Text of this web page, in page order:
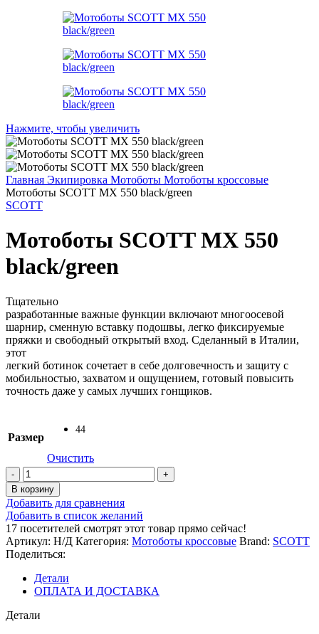
Нажмите, чтобы увеличить
Главная Экипировка Мотоботы Мотоботы кроссовые
Мотоботы SCOTT MX 550 black/green
SCOTT
Мотоботы SCOTT MX 550
black/green
Тщательно
разработанные важные функции включают многоосевой
шарнир, сменную вставку подошвы, легко фиксируемые
пряжки и свободный открытый вход. Сделанный в Италии,
этот
легкий ботинок сочетает в себе долговечность и защиту с
мобильностью, захватом и ощущением, готовый повысить
точность даже у самых лучших гонщиков.
Размер
44
Очистить
Количество
товара
Мотоботы
SCOTT
MX
550
black/green
В корзину
Добавить для сравнения
Добавить в список желаний
17 посетителей смотрят этот товар прямо сейчас!
Артикул: Н/Д Категория: Мотоботы кроссовые Brand: SCOTT
Поделиться:
Детали
ОПЛАТА И ДОСТАВКА
Детали